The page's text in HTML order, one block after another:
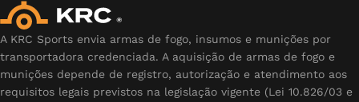
A KRC Sports envia armas de fogo, insumos e munições por
transportadora credenciada. A aquisição de armas de fogo e
munições depende de registro, autorização e atendimento aos
requisitos legais previstos na legislação vigente (Lei 10.826/03 e